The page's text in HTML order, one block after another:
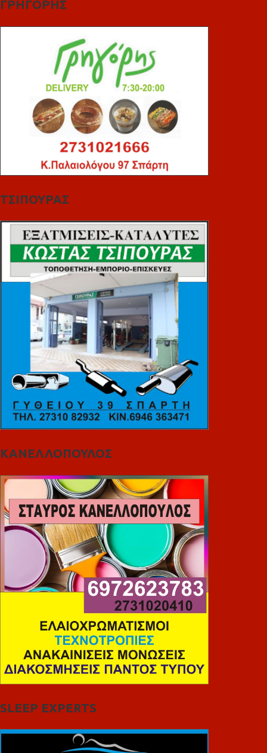
ΓΡΗΓΟΡΗΣ
ΤΣΙΠΟΥΡΑΣ
ΚΑΝΕΛΛΟΠΟΥΛΟΣ
SLEEP EXPERTS